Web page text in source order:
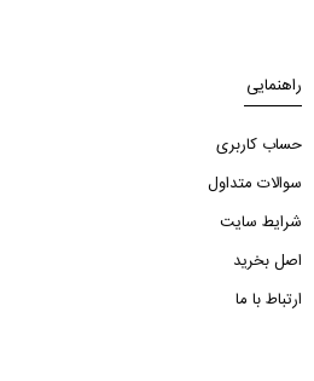
راهنمایی
حساب کاربری
سوالات متداول
شرایط سایت
اصل بخرید
ارتباط با ما